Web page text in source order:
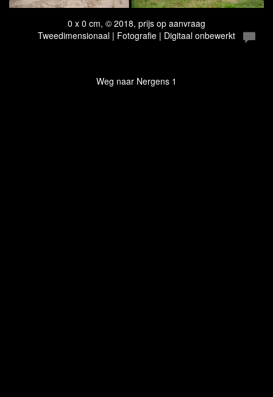
0 x 0 cm, © 2018, prijs op aanvraag
Tweedimensionaal | Fotografie | Digitaal onbewerkt
Weg naar Nergens 1